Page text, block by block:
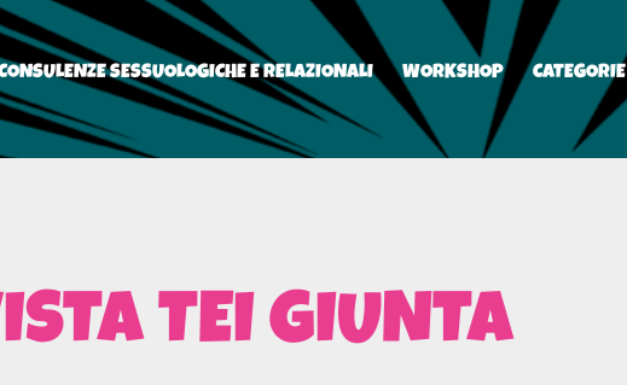
SESSUOLOGICHE E RELAZIONALI WORKSHOP CATEGORIE
TEI GIUNTA